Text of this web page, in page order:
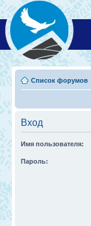
Список форумов
Вход
Имя пользователя:
Пароль: